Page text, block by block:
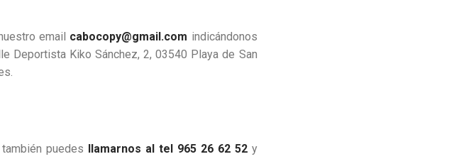
email cabocopy@gmail.com indicándonos
Deportista Kiko Sánchez, 2, 03540 Playa de San
puedes llamarnos al tel 965 26 62 52y